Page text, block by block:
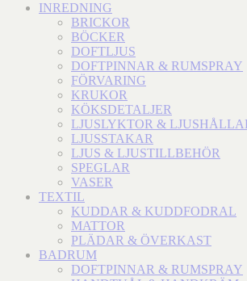
INREDNING
BRICKOR
BÖCKER
DOFTLJUS
DOFTPINNAR & RUMSPRAY
FÖRVARING
KRUKOR
KÖKSDETALJER
LJUSLYKTOR &
LJUSSTAKAR
LJUS & LJUSTILLBEHÖR
SPEGLAR
VASER
TEXTIL
KUDDAR & KUDDFODRAL
MATTOR
PLÄDAR & ÖVERKAST
BADRUM
DOFTPINNAR & RUMSPRAY